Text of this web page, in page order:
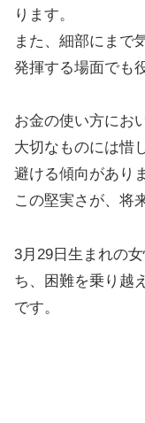
ります。
また、細部にまで
発揮する場面でも
お金の使い方にお
大切なものには惜
避ける傾向があり
この堅実さが、将
3月29日生まれの
ち、困難を乗り越
です。